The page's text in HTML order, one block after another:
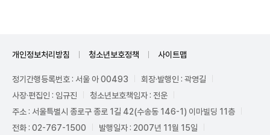
개인정보처리방침 청소년보호정책 사이트맵
정기간행등록번호 : 서울 아 00493
회장·발행인 : 곽영길
사장·편집인 : 임규진
청소년보호책임자 : 전운
주소 : 서울특별시 종로구 종로 1길 42(수송동 146-1) 이마빌딩 11층
전화 : 02-767-1500
발행일자 : 2007년 11월 15일